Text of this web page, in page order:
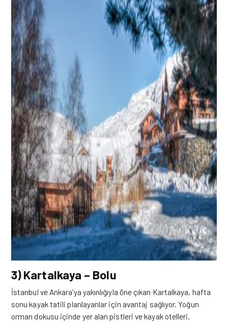
3) Kartalkaya – Bolu
İstanbul ve Ankara’ya yakınlığıyla öne çıkan Kartalkaya, hafta
sonu kayak tatili planlayanlar için avantaj sağlıyor. Yoğun
orman dokusu içinde yer alan pistleri ve kayak otelleri,